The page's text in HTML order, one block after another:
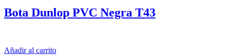
Bota Dunlop PVC Negra T43
Añadir al carrito